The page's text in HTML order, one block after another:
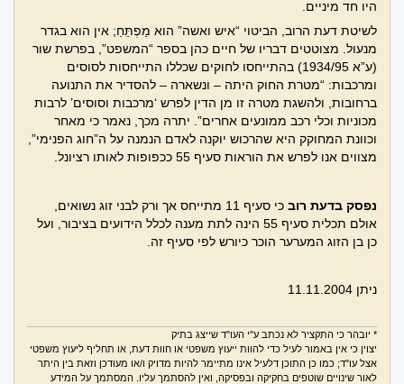
היו חד מיניים.
לשיטת דעת הרוב, הביטוי “איש ואשה” הוא מַפְתֵּחַ; אין הוא בגדר
מנעול. מצוטטים דבריו של חיים כהן בספר “המשפט”, בפרשת שור
(ע”א 1934/95) בהתייחסו לחוקים שכללו התייחסות לסוסים
ומרכבות: “מטרת החוק היתה – ונשארה – להסדיר את התנועה
ברחובות, ולהשגת מטרה זו מן הדין לפרש ‘מרכבות וסוסים’ לרבות
מכוניות וכלי רכב ממונעים אחרים”. יתרה מכך, נאמר כי מאחר
וכוונת המחוקק היא שהרכוש יוקנה לאדם הנמנה על ה”חוג הפנימי”,
מצווים אנו לפרש את הוראות סעיף 55 ככפופות לאותו רציונל.
נפסק בדעת רוב
כי סעיף 11 מתייחס אך ורק לבני זוג נשואים,
אולם תכלית סעיף 55 הינה לתת מענה לכלל הידועים בציבור, ועל
כן בן הזוג המערער הוכר כיורש לפי סעיף זה.
ניתן 11.11.2004
* יובהר כי התקציר לא נכתב ע"י העו"ד שייצג בתיק
יצוין כי אין באמור לעיל כדי להוות ייעוץ משפטי או חוות דעת, או תחליף ליעוץ משפטי
אצל עו"ד; כמו כן התוכן דלעיל אינו מתיימר להיות מדויק ו/או מעודכן וזאת בין היתר
לאור שינויים שוטפים בחקיקה ובפסיקה, ואין להסתמך עליו. המסתמך על המידע